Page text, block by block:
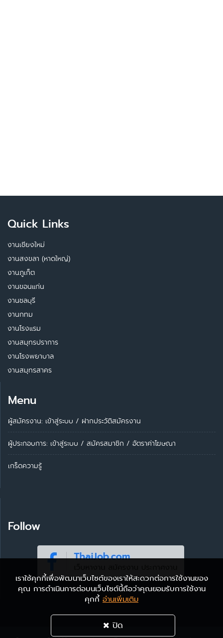
Quick Links
งานเชียงใหม่
งานสงขลา (หาดใหญ่)
งานภูเก็ต
งานขอนแก่น
งานชลบุรี
งานกทม
งานโรงแรม
งานสมุทรปราการ
งานโรงพยาบาล
งานสมุทรสาคร
Menu
ผู้สมัครงาน: เข้าสู่ระบบ / ฝากประวัติสมัครงาน
ผู้ประกอบการ: เข้าสู่ระบบ / สมัครสมาชิก / อัตราค่าโฆษณา
เกร็ดความรู้
Follow
เราใช้คุกกี้เพื่อพัฒนาเว็บไซต์ของเราให้สะดวกต่อการใช้งานของ
คุณ การดำเนินการต่อบนเว็บไซต์นี้ถือว่าคุณยอมรับการใช้งาน
คุกกี้ อ่านเพิ่มเติม
ปิด